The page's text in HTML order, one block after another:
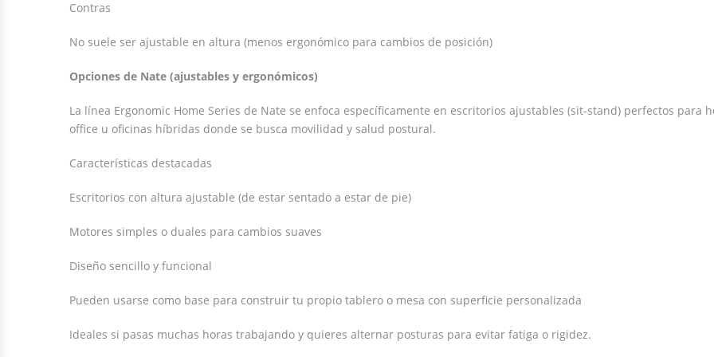
Contras
No suele ser ajustable en altura (menos ergonómico para cambios de posición)
Opciones de Nate (ajustables y ergonómicos)
La línea Ergonomic Home Series de Nate se enfoca específicamente en escritorios ajustables (sit-stand) perfectos para
office u oficinas híbridas donde se busca movilidad y salud postural.
Características destacadas
Escritorios con altura ajustable (de estar sentado a estar de pie)
Motores simples o duales para cambios suaves
Diseño sencillo y funcional
Pueden usarse como base para construir tu propio tablero o mesa con superficie personalizada
Ideales si pasas muchas horas trabajando y quieres alternar posturas para evitar fatiga o rigidez.